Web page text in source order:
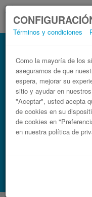
Términos y condiciones
Como la mayoría de los
asegurarnos de que
espera, mejorar su
sitio y ayudar en
"Aceptar", usted acepta
de cookies en su
de cookies en
en nuestra política de
Billetes de
Busca